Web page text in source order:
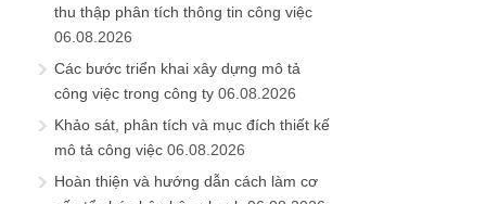
thu thập phân tích thông tin công việc
06.08.2026
Các bước triển khai xây dựng mô tả
công việc trong công ty 06.08.2026
Khảo sát, phân tích và mục đích thiết kế
mô tả công việc 06.08.2026
Hoàn thiện và hướng dẫn cách làm cơ